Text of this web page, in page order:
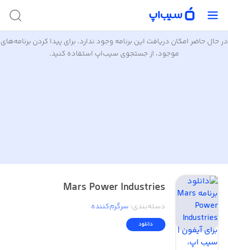
در حال حاضر امکان دریافت این برنامه وجود ندارد. برای پیدا کردن برنامه‌های
موجود، از جستجوی سیب‌اپ استفاده کنید.
Mars Power Industries
دسته‌بندی: سرگرم‌کننده
دانلود